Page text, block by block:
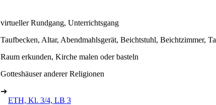
virtueller Rundgang, Unterrichtsgang
Taufbecken, Altar, Abendmahlsgerät, Beichtstuhl, Beichtzimmer,
Raum erkunden, Kirche malen oder basteln
Gotteshäuser anderer Religionen
➔
ETH, Kl. 3/4, LB 3